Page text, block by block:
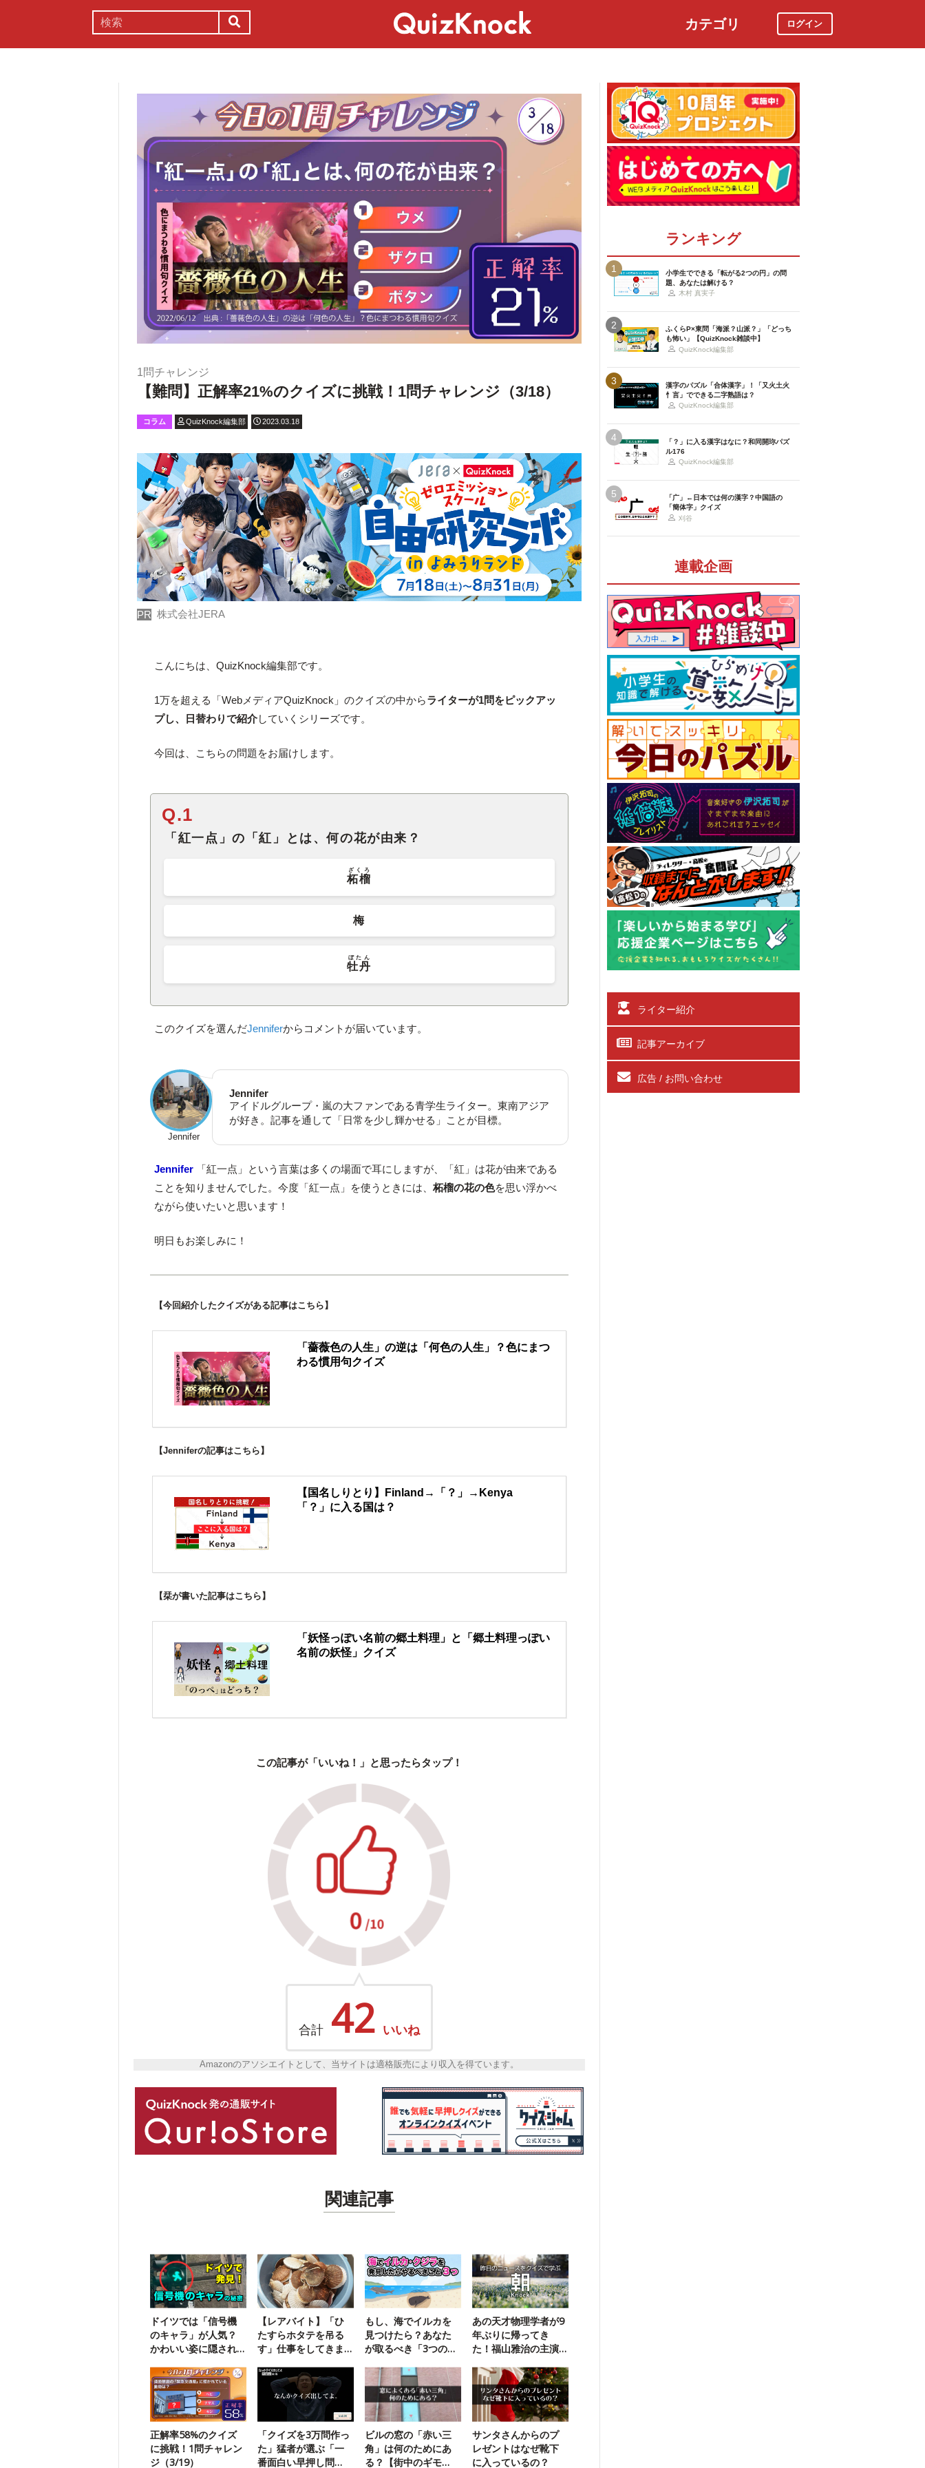
カテゴリ ログイン
1問チャレンジ
【難問】正解率21%のクイズに挑戦！1問チャレンジ（3/18）
コラム QuizKnock編集部 2023.03.18
PR 株式会社JERA
こんにちは、QuizKnock編集部です。
1万を超える「WebメディアQuizKnock」のクイズの中からライターが1問をピックアッ
プし、日替わりで紹介していくシリーズです。
今回は、こちらの問題をお届けします。
Q.1
「紅一点」の「紅」とは、何の花が由来？
柘榴
ざくろ
梅
牡丹
ぼたん
このクイズを選んだJenniferからコメントが届いています。
Jennifer
Jennifer
アイドルグループ・嵐の大ファンである青学生ライター。東南アジア
が好き。記事を通して「日常を少し輝かせる」ことが目標。
Jennifer 「紅一点」という言葉は多くの場面で耳にしますが、「紅」は花が由来である
ことを知りませんでした。今度「紅一点」を使うときには、柘榴の花の色を思い浮かべ
ながら使いたいと思います！
明日もお楽しみに！
【今回紹介したクイズがある記事はこちら】
「薔薇色の人生」の逆は「何色の人生」？色にまつ
わる慣用句クイズ
【Jenniferの記事はこちら】
【国名しりとり】Finland→「？」→Kenya
「？」に入る国は？
【栞が書いた記事はこちら】
「妖怪っぽい名前の郷土料理」と「郷土料理っぽい
名前の妖怪」クイズ
この記事が「いいね！」と思ったらタップ！
合計 42 いいね
Amazonのアソシエイトとして、当サイトは適格販売により収入を得ています。
関連記事
ドイツでは「信号機
のキャラ」が人気？
かわいい姿に隠され
【レアバイト】「ひ
たすらホタテを吊る
す」仕事をしてきま
もし、海でイルカを
見つけたら？あなた
が取るべき「3つの行
あの天才物理学者が9
年ぶりに帰ってき
た！福山雅治の主演
正解率58%のクイズ
に挑戦！1問チャレン
ジ（3/19）
「クイズを3万問作っ
た」猛者が選ぶ「一
番面白い早押し問
ビルの窓の「赤い三
角」は何のためにあ
る？【街中のギモ
サンタさんからのプ
レゼントはなぜ靴下
に入っているの？
ランキング
1
小学生でできる「転がる2つの円」の問
題、あなたは解ける？
木村 真実子
2
ふくらP×東問「海派？山派？」「どっち
も怖い」【QuizKnock雑談中】
QuizKnock編集部
3
漢字のパズル「合体漢字」！「又火土火
忄言」でできる二字熟語は？
QuizKnock編集部
4
「？」に入る漢字はなに？和同開珎パズ
ル176
QuizKnock編集部
5
「广」←日本では何の漢字？中国語の
「簡体字」クイズ
刈谷
連載企画
ライター紹介
記事アーカイブ
広告 / お問い合わせ